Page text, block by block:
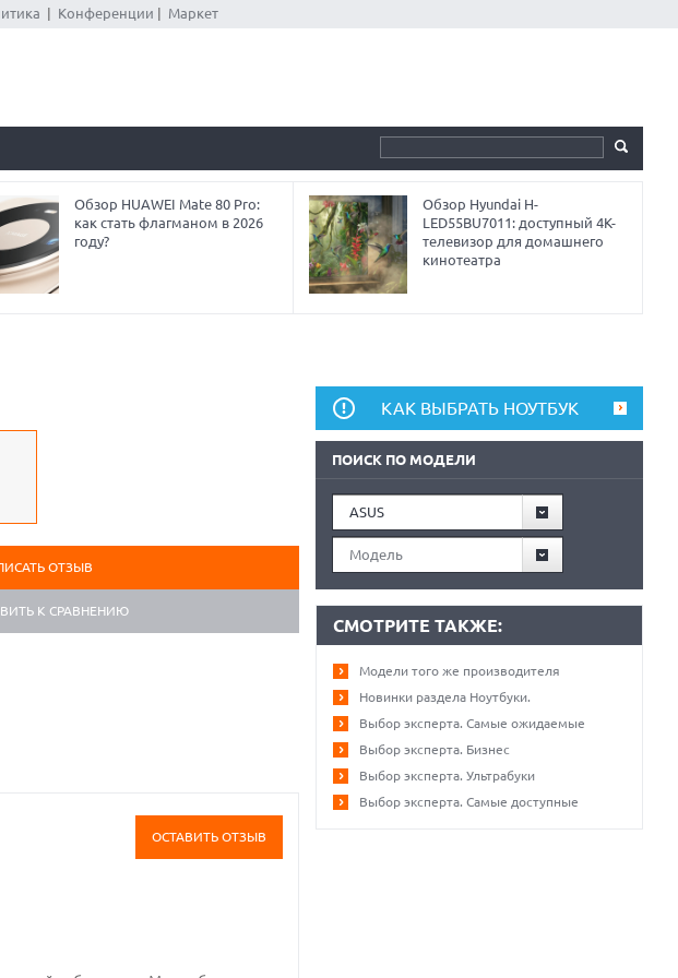
Конференции Маркет
Обзор HUAWEI Mate 80 Pro:
как стать флагманом в 2026
году?
Обзор Hyundai H-
LED55BU7011: доступный 4K-
телевизор для домашнего
кинотеатра
ОТЗЫВ
К СРАВНЕНИЮ
ОСТАВИТЬ ОТЗЫВ
КАК ВЫБРАТЬ НОУТБУК
ПОИСК ПО МОДЕЛИ
ASUS
Модель
СМОТРИТЕ ТАКЖЕ:
Модели того же производителя
Новинки раздела Ноутбуки.
Выбор эксперта. Самые ожидаемые
Выбор эксперта. Бизнес
Выбор эксперта. Ультрабуки
Выбор эксперта. Самые доступные